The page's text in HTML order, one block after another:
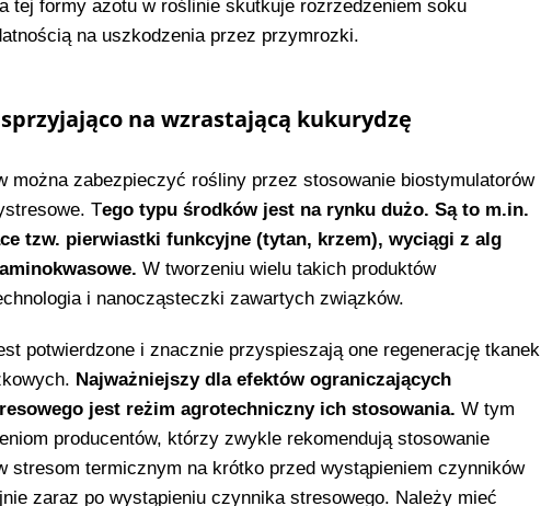
tej formy azotu w roślinie skutkuje rozrzedzeniem soku
na uszkodzenia przez przymrozki.
na wzrastającą kukurydzę
można zabezpieczyć rośliny przez stosowanie biostymulatorów
Tego typu środków jest na rynku dużo. Są to m.in.
tzw. pierwiastki funkcyjne (tytan, krzem), wyciągi z alg
W tworzeniu wielu takich produktów
i nanocząsteczki zawartych związków.
potwierdzone i znacznie przyspieszają one regenerację tkanek
Najważniejszy dla efektów ograniczających
jest reżim agrotechniczny ich stosowania. W tym
producentów, którzy zwykle rekomendują stosowanie
stresom termicznym na krótko przed wystąpieniem czynników
zaraz po wystąpieniu czynnika stresowego. Należy mieć